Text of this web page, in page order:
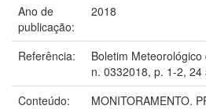
Ano de
publicação:
2018
Referência:
Boletim
n. 0332018, p. 1-2,
Conteúdo:
MONITORAMENTO.